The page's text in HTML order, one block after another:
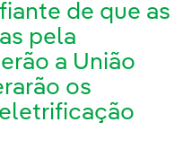
de que as
pela
a União
os